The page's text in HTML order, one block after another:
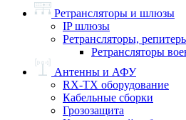
Ретрансляторы и шлюзы
IP шлюзы
Ретрансляторы,
Ретрансляторы
Антенны и АФУ
RX-TX оборудование
Кабельные сборки
Грозозащита